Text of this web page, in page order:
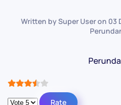
Written by Super User on 03
User Rating:
Please Rate